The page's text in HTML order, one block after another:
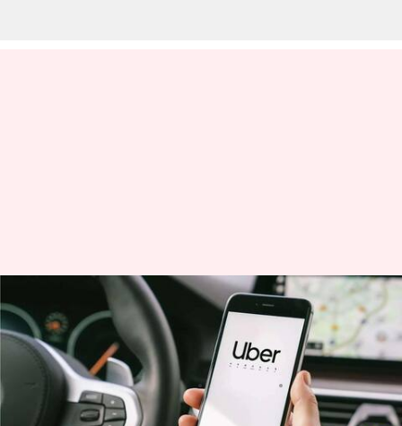
ஓரே ஆண்டில் ரூ.23 லட்சம்
சம்பாதித்த அமெரிக்க
ஊபர் ஓட்டுநர்
எழுதியவர் Prasanna Venkatesh Nov 07, 2023 12:33 pm